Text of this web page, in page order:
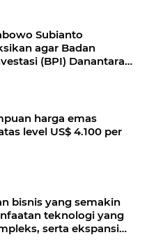
gubernur Bank
tidak akan mengganggu
kebijakan moneter
Subianto
agar Badan
(BPI) Danantara
setiap pengambilan
harga emas
level US$ 4.100 per
bisnis yang semakin
teknologi yang
serta ekspansi
terus meluas menuntut